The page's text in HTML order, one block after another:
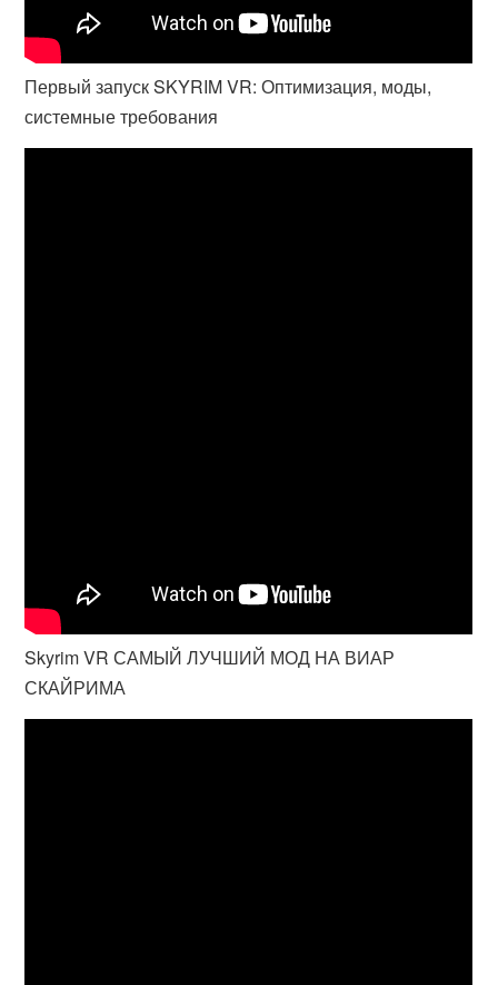
Первый запуск SKYRIM VR: Оптимизация, моды,
системные требования
Skyrim VR САМЫЙ ЛУЧШИЙ МОД НА ВИАР
СКАЙРИМА